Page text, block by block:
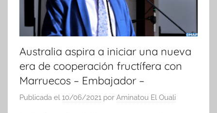
Australia aspira a iniciar una nueva
era de cooperación fructífera con
Marruecos – Embajador –
Publicada el 10/06/2021 por Aminatou El Ouali